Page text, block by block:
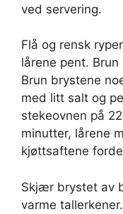
ved servering.
Flå og rensk
lårene pent.
Brun brystene
med litt salt og
stekeovnen på
minutter, lårene
kjøttsaftene
Skjær brystet av
varme